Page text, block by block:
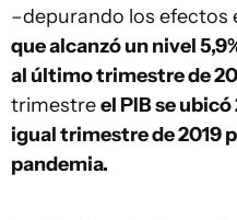
–depurando los efectos
que alcanzó un nivel
al último trimestre de
trimestreel PIB se ubicó
igual trimestre de 2019
pandemia.